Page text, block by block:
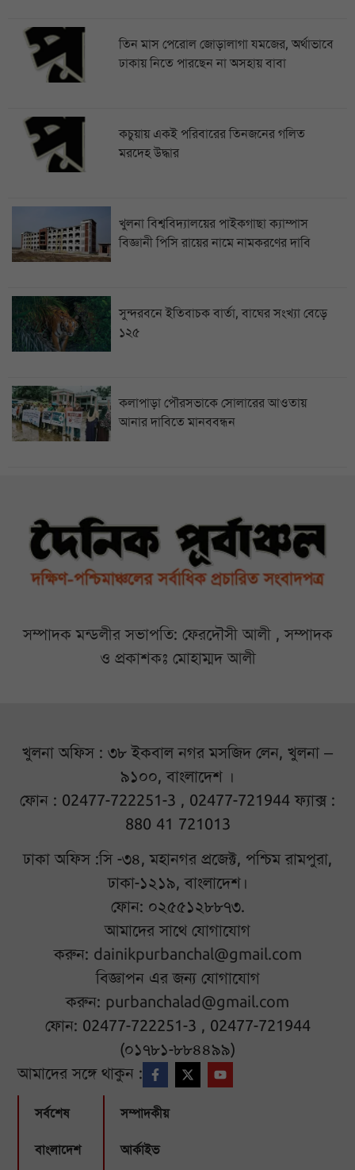
তিন মাস পেরোল জোড়ালাগা যমজের, অর্থাভাবে
ঢাকায় নিতে পারছেন না অসহায় বাবা
কচুয়ায় একই পরিবারের তিনজনের গলিত
মরদেহ উদ্ধার
খুলনা বিশ্ববিদ্যালয়ের পাইকগাছা ক্যাম্পাস
বিজ্ঞানী পিসি রায়ের নামে নামকরণের দাবি
সুন্দরবনে ইতিবাচক বার্তা, বাঘের সংখ্যা বেড়ে
১২৫
কলাপাড়া পৌরসভাকে সোলারের আওতায়
আনার দাবিতে মানববন্ধন
সম্পাদক মন্ডলীর সভাপতি: ফেরদৌসী আলী , সম্পাদক
ও প্রকাশকঃ মোহাম্মদ আলী
খুলনা অফিস : ৩৮ ইকবাল নগর মসজিদ লেন, খুলনা –
৯১০০, বাংলাদেশ ।
ফোন : 02477-722251-3 , 02477-721944 ফ্যাক্স :
880 41 721013
ঢাকা অফিস :সি -৩৪, মহানগর প্রজেক্ট, পশ্চিম রামপুরা,
ঢাকা-১২১৯, বাংলাদেশ।
ফোন: ০২৫৫১২৮৮৭৩.
আমাদের সাথে যোগাযোগ
করুন: dainikpurbanchal@gmail.com
বিজ্ঞাপন এর জন্য যোগাযোগ
করুন: purbanchalad@gmail.com
ফোন: 02477-722251-3 , 02477-721944
(০১৭৮১-৮৮৪৪৯৯)
আমাদের সঙ্গে থাকুন :
সর্বশেষ
বাংলাদেশ
সম্পাদকীয়
আর্কাইভ